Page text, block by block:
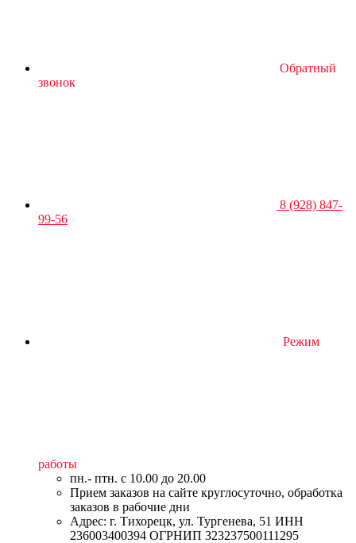
Обратный
звонок
8 (928) 847-
99-56
Режим
работы
пн.- птн. c 10.00 до 20.00
Прием заказов на сайте круглосуточно, обработка
заказов в рабочие дни
Адрес: г. Тихорецк, ул. Тургенева, 51 ИНН
236003400394 ОГРНИП 323237500111295